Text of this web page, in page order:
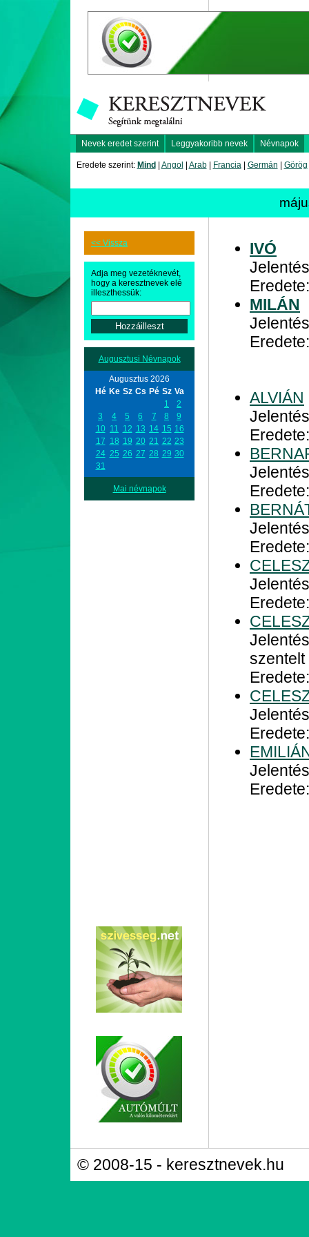
Nevek eredet szerint Leggyakoribb nevek Névnapok
Eredete szerint: Mind Angol Arab| Francia| Germán Görög
<< Vissza
Adja meg vezetéknevét,
hogy a keresztnevek elé
illeszthessük:
Augusztusi Névnapok
Augusztus 2026
Hé Ke Sz Cs Pé Sz Va
1
2
3
4 5 6 7 8
9
10 11 12 13 14 15 16
17 18 19 20 21 22 23
24 25 26 27 28 29 30
31
Mai névnapok
IVÓ
MILÁN
ALVIÁN
szentelt
© 2008-15 - keresztnevek.hu